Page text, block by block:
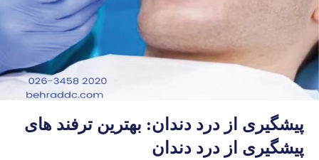
پیشگیری از درد دندان: بهترین ترفند های
پیشگیری از درد دندان